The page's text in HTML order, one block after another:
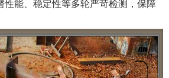
性能、稳定性等多轮严苛检测，保障